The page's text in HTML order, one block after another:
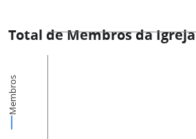
Total de Membros da Igreja
Membros